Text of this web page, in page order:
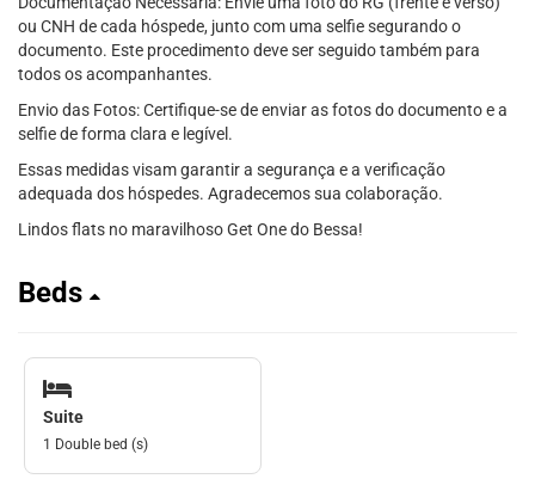
ou CNH de cada hóspede, junto com uma selfie segurando o
documento. Este procedimento deve ser seguido também para
todos os acompanhantes.
Envio das Fotos: Certifique-se de enviar as fotos do documento e a
selfie de forma clara e legível.
Essas medidas visam garantir a segurança e a verificação
adequada dos hóspedes. Agradecemos sua colaboração.
Lindos flats no maravilhoso Get One do Bessa!
Beds
Suite
1 Double bed (s)